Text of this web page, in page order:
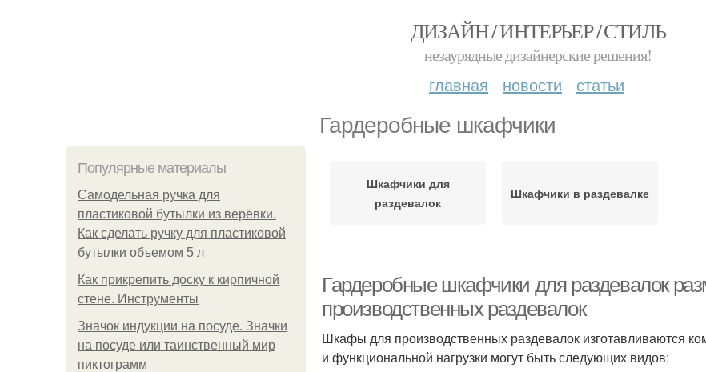
ДИЗАЙН / ИНТЕРЬЕР / СТИЛЬ
незаурядные дизайнерские решения!
главная новости статьи
Гардеробные шкафчики
Популярные материалы
Самодельная ручка для
пластиковой бутылки из верёвки.
Как сделать ручку для пластиковой
бутылки объемом 5 л
Как прикрепить доску к кирпичной
стене. Инструменты
Значок индукции на посуде. Значки
на посуде или таинственный мир
пиктограмм
Шкафчики для
раздевалок
Шкафчики в раздевалке
Гардеробные шкафчики для раздевалок
производственных раздевалок
Шкафы для производственных раздевалок изготавливаются
и функциональной нагрузки могут быть следующих видов: